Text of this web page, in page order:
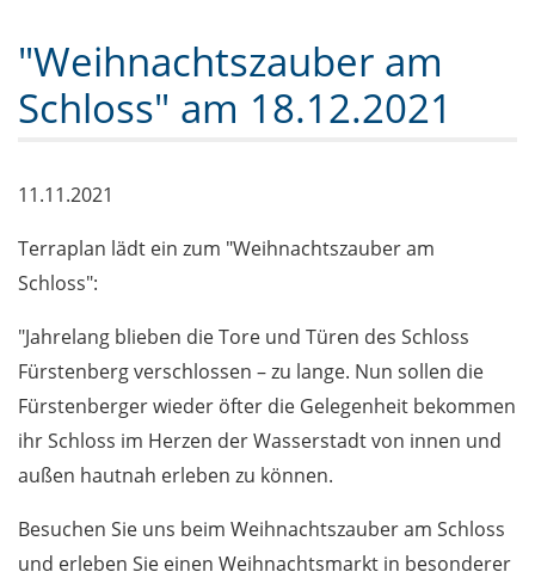
"Weihnachtszauber am
Schloss" am 18.12.2021
11.11.2021
Terraplan lädt ein zum "Weihnachtszauber am
Schloss":
"Jahrelang blieben die Tore und Türen des Schloss
Fürstenberg verschlossen – zu lange. Nun sollen die
Fürstenberger wieder öfter die Gelegenheit bekommen
ihr Schloss im Herzen der Wasserstadt von innen und
außen hautnah erleben zu können.
Besuchen Sie uns beim Weihnachtszauber am Schloss
und erleben Sie einen Weihnachtsmarkt in besonderer